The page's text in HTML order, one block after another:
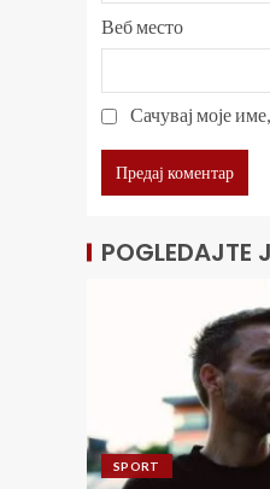
Веб место
Сачувај моје
POGLEDAJTE
SPORT